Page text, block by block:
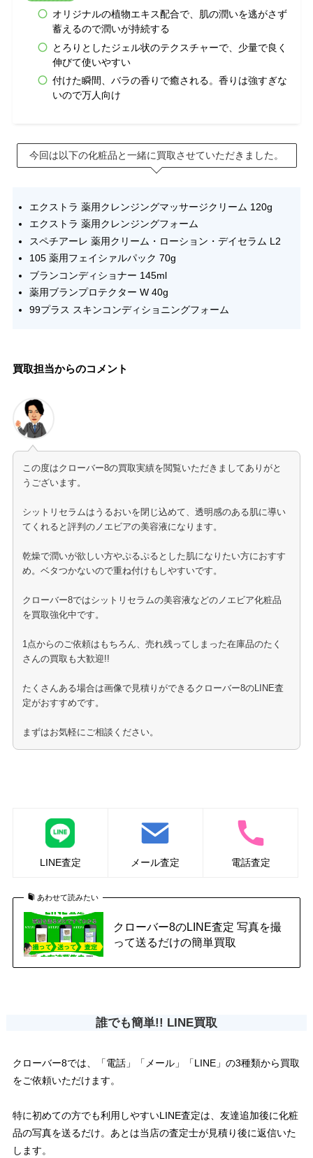
オリジナルの植物エキス配合で、肌の潤いを逃がさず
蓄えるので潤いが持続する
とろりとしたジェル状のテクスチャーで、少量で良く
伸びて使いやすい
付けた瞬間、バラの香りで癒される。香りは強すぎな
いので万人向け
今回は以下の化粧品と一緒に買取させていただきました。
エクストラ 薬用クレンジングマッサージクリーム 120g
エクストラ 薬用クレンジングフォーム
スペチアーレ 薬用クリーム・ローション・デイセラム L2
105 薬用フェイシァルパック 70g
ブランコンディショナー 145ml
薬用ブランプロテクター W 40g
99プラス スキンコンディショニングフォーム
買取担当からのコメント
この度はクローバー8の買取実績を閲覧いただきましてありがと
うございます。
シットリセラムはうるおいを閉じ込めて、透明感のある肌に導い
てくれると評判のノエビアの美容液になります。
乾燥で潤いが欲しい方やぷるぷるとした肌になりたい方におすす
め。ベタつかないので重ね付けもしやすいです。
クローバー8ではシットリセラムの美容液などのノエビア化粧品
を買取強化中です。
1点からのご依頼はもちろん、売れ残ってしまった在庫品のたく
さんの買取も大歓迎!!
たくさんある場合は画像で見積りができるクローバー8のLINE査
定がおすすめです。
まずはお気軽にご相談ください。
LINE査定 メール査定 電話査定
あわせて読みたい
クローバー8のLINE査定 写真を撮
って送るだけの簡単買取
誰でも簡単!! LINE買取
クローバー8では、「電話」「メール」「LINE」の3種類から買取
をご依頼いただけます。
特に初めての方でも利用しやすいLINE査定は、友達追加後に化粧
品の写真を送るだけ。あとは当店の査定士が見積り後に返信いた
します。